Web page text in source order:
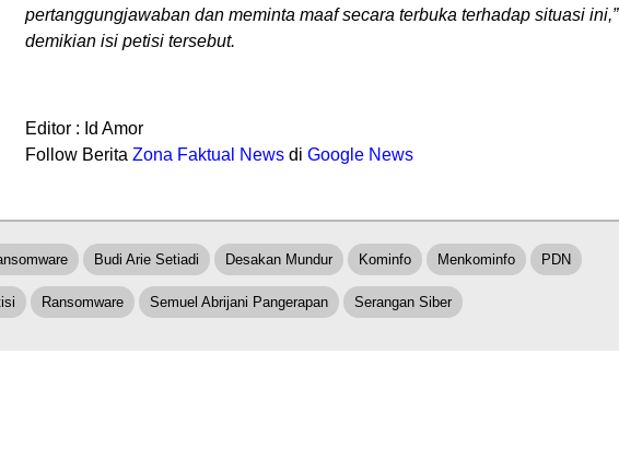
pertanggungjawaban dan meminta maaf secara terbuka terhadap situasi ini,”
demikian isi petisi tersebut.
Editor : Id Amor
Follow Berita Zona Faktual News di Google News
Budi Arie Setiadi Desakan Mundur Kominfo Menkominfo PDN
Ransomware Semuel Abrijani Pangerapan Serangan Siber